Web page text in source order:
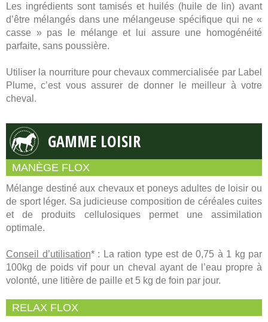
Les ingrédients sont tamisés et huilés (huile de lin) avant
d’être mélangés dans une mélangeuse spécifique qui ne «
casse » pas le mélange et lui assure une homogénéité
parfaite, sans poussière.
Utiliser la nourriture pour chevaux commercialisée par Label
Plume, c’est vous assurer de donner le meilleur à votre
cheval.
GAMME LOISIR
MANÈGE FLOX
Mélange destiné aux chevaux et poneys adultes de loisir ou
de sport léger. Sa judicieuse composition de céréales cuites
et de produits cellulosiques permet une assimilation
optimale.
Conseil d’utilisation* : La ration type est de 0,75 à 1 kg par
100kg de poids vif pour un cheval ayant de l’eau propre à
volonté, une litière de paille et 5 kg de foin par jour.
RELAX FLOX